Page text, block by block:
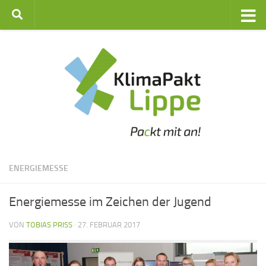
Zum Inhalt springen
ENERGIEMESSE
Energiemesse im Zeichen der Jugend
VON TOBIAS PRISS · 27. FEBRUAR 2017